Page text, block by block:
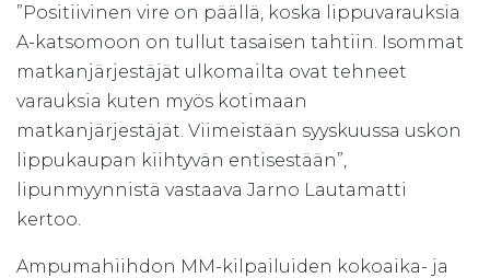
”Positiivinen vire on päällä, koska lippuvarauksia
A-katsomoon on tullut tasaisen tahtiin. Isommat
matkanjärjestäjät ulkomailta ovat tehneet
varauksia kuten myös kotimaan
matkanjärjestäjät. Viimeistään syyskuussa uskon
lippukaupan kiihtyvän entisestään”,
lipunmyynnistä vastaava Jarno Lautamatti
kertoo.
Ampumahiihdon MM-kilpailuiden kokoaika- ja